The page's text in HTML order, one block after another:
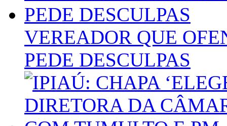
VEREADOR QUE
PEDE DESCULPAS